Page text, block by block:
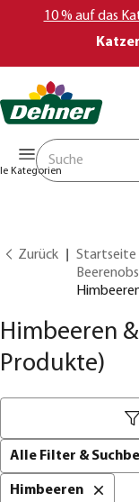
10 % auf das
Kategorien
Zurück Startseite
Himbeeren
Produkte)
Alle Filter &
Himbeeren